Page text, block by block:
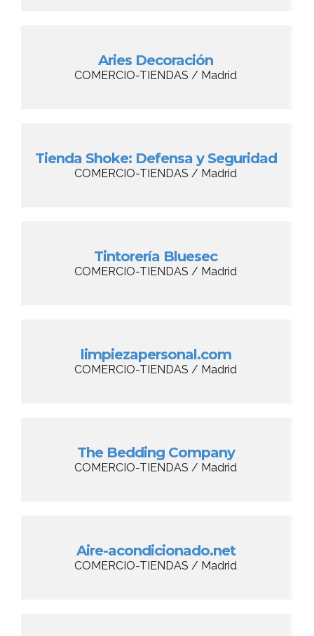
Aries Decoración
COMERCIO-TIENDAS / Madrid
Tienda Shoke: Defensa y Seguridad
COMERCIO-TIENDAS / Madrid
Tintorería Bluesec
COMERCIO-TIENDAS / Madrid
limpiezapersonal.com
COMERCIO-TIENDAS / Madrid
The Bedding Company
COMERCIO-TIENDAS / Madrid
Aire-acondicionado.net
COMERCIO-TIENDAS / Madrid